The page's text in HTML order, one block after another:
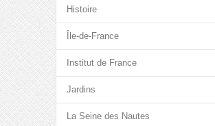
Histoire
Île-de-France
Institut de France
Jardins
La Seine des Nautes